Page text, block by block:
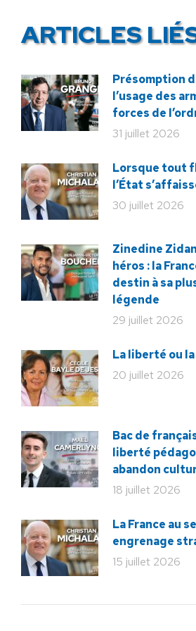
ARTICLES
Présomption
l’usage des
forces de
31 juillet 2026
Lorsque tout
l’État
30 juillet 2026
Zinedine
héros : la
destin à sa
légende
29 juillet 2026
La liberté ou
20 juillet 2026
Bac de
liberté
abandon
18 juillet 2026
La France au
engrenage
15 juillet 2026